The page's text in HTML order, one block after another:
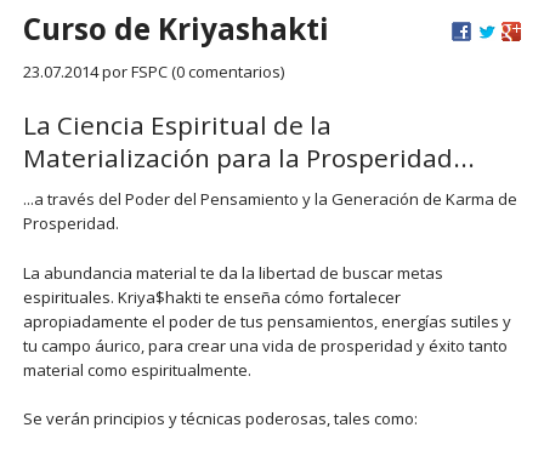
Curso de Kriyashakti
23.07.2014por FSPC (0 comentarios)
La Ciencia Espiritual de la
Materialización para la Prosperidad...
...a través del Poder del Pensamiento y la Generación de Karma de
Prosperidad.
La abundancia material te da la libertad de buscar metas
espirituales. Kriya$hakti te enseña cómo fortalecer
apropiadamente el poder de tus pensamientos, energías sutiles y
tu campo áurico, para crear una vida de prosperidad y éxito tanto
material como espiritualmente.
Se verán principios y técnicas poderosas, tales como: